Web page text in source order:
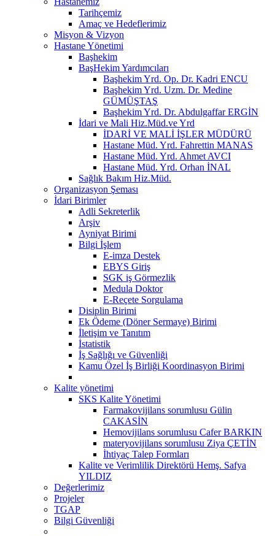
Tarihçemiz
Amaç ve Hedeflerimiz
Misyon & Vizyon
Hastane Yönetimi
Başhekim
BaşHekim Yardımcıları
Başhekim Yrd. Op. Dr. Kadri ENCU
Başhekim Yrd. Uzm. Dr. Medine
GÜMÜŞTAŞ
Başhekim Yrd. Dr. Abdulgaffar ERGİN
İdari ve Mali Hiz.Müd.ve Yrd
İDARİ VE MALİ İŞLER MÜDÜRÜ
Hastane Müd. Yrd. Fahrettin MANAS
Hastane Müd. Yrd. Ahmet AVCI
Hastane Müd. Yrd. Orhan İNAL
Sağlık Bakım Hiz.Müd.
Organizasyon Şeması
İdari Birimler
Adli Sekreterlik
Arşiv
Ayniyat Birimi
Bilgi İşlem
E-imza Destek
EBYS Giriş
SGK iş Görmezlik
Medula Doktor
E-Reçete Sorgulama
Disiplin Birimi
Ek Ödeme (Döner Sermaye) Birimi
İletişim ve Tanıtım
İstatistik
İş Sağlığı ve Güvenliği
Kamu Özel İş Birliği Koordinasyon Birimi
Kalite yönetimi
SKS Kalite Yönetimi
Farmakovijilans sorumlusu Gülin
CAKASİN
Hemovijilans sorumlusu Cafer BARKIN
materyovijilans sorumlusu Ziya ÇETİN
İhtiyaç Talep Formları
Kalite ve Verimlilik Direktörü Hemş. Safya
YILDIZ
Değerlerimiz
Projeler
TGAP
Bilgi Güvenliği